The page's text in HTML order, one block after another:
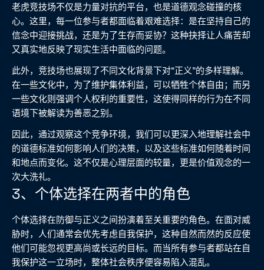
老虎竞技场不仅是力量对抗的平台，也是道德观念碰撞的核
心。这里，每一位参与者都面临着艰难选择：是在坚持自己的
信念中迎接挑战，还是为了生存而妥协？这种抉择让人痛苦却
又真实地反映了现实生活中面临的问题。
此外，竞技场也展现了不同文化背景下对“正义”的多样理解。
在一些文化中，为了维护集体利益，可以牺牲个体自由；而另
一些文化则强调个人权利的重要性，这使得同样的行为在不同
语境下被解读为善恶之别。
因此，通过观察这个竞争环境，我们可以更深入地理解社会中
的道德标准如何影响人们的决策，以及这些标准如何随着时间
和地点而变化。这不仅是心理层面的较量，更是价值观念的一
次大洗礼。
3、个体选择在两者中的角色
个体选择在防御与正义之间扮演着至关重要的角色。在面对威
胁时，人们通常会优先考虑自我保护，这种自然而然的反应使
他们可能忽视更高尚或长远的目标。而当所有参与者都站在自
我保护这一立场时，整体社会秩序便容易陷入混乱。